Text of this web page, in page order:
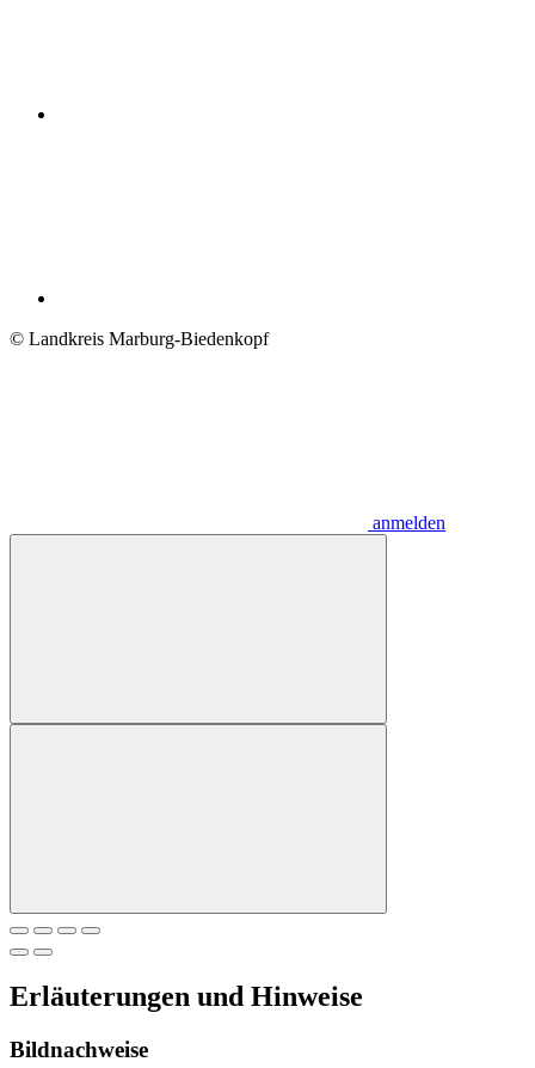
© Landkreis Marburg-Biedenkopf
anmelden
Erläuterungen und Hinweise
Bildnachweise